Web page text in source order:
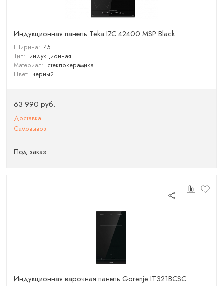
Индукционная панель Teka IZC 42400 MSP Black
Ширина: 45
Тип: индукционная
Материал: стеклокерамика
Цвет: черный
63 990 руб.
Доставка
Самовывоз
Под заказ
Индукционная варочная панель Gorenje IT321BCSC